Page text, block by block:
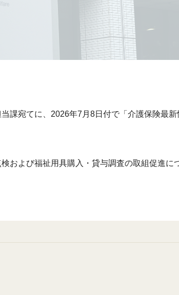
課宛てに、2026年7月8日付で「介護保険最
および福祉用具購入・貸与調査の取組促進に